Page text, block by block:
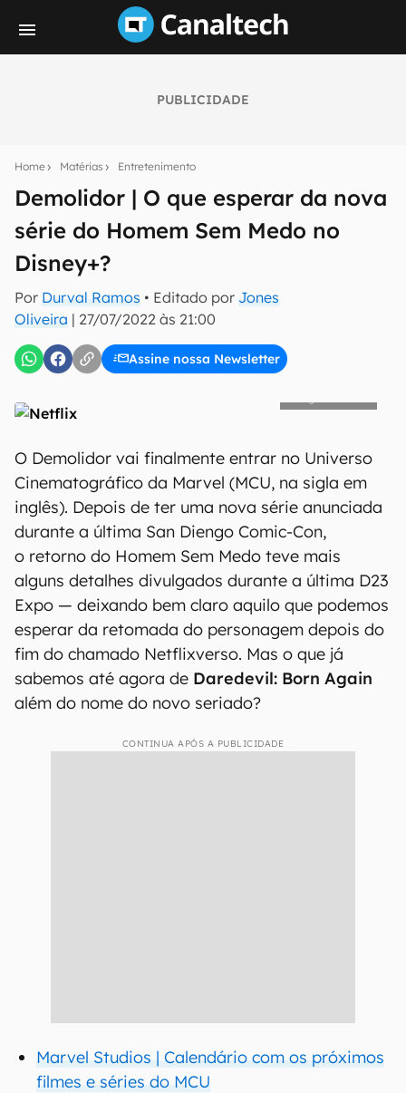
PUBLICIDADE
Home Matérias Entretenimento
Demolidor | O que esperar da nova
série do Homem Sem Medo no
Disney+?
Por Durval Ramos • Editado por Jones
Oliveira | 27/07/2022 às 21:00
Assine nossa Newsletter
notícias e reviews sobre tecnologia em primeira
E-mail
inscreva-se
Confirmo que li, aceito e concordo com os Termos de
Uso e Política de Privacidade do Canaltech.
O Demolidor vai finalmente entrar no Universo
Cinematográfico da Marvel (MCU, na sigla em
inglês). Depois de ter uma nova série anunciada
durante a última San Diengo Comic-Con,
o retorno do Homem Sem Medo teve mais
alguns detalhes divulgados durante a última D23
Expo — deixando bem claro aquilo que podemos
esperar da retomada do personagem depois do
fim do chamado Netflixverso. Mas o que já
sabemos até agora de Daredevil: Born Again
além do nome do novo seriado?
CONTINUA APÓS A PUBLICIDADE
Marvel Studios | Calendário com os próximos
filmes e séries do MCU